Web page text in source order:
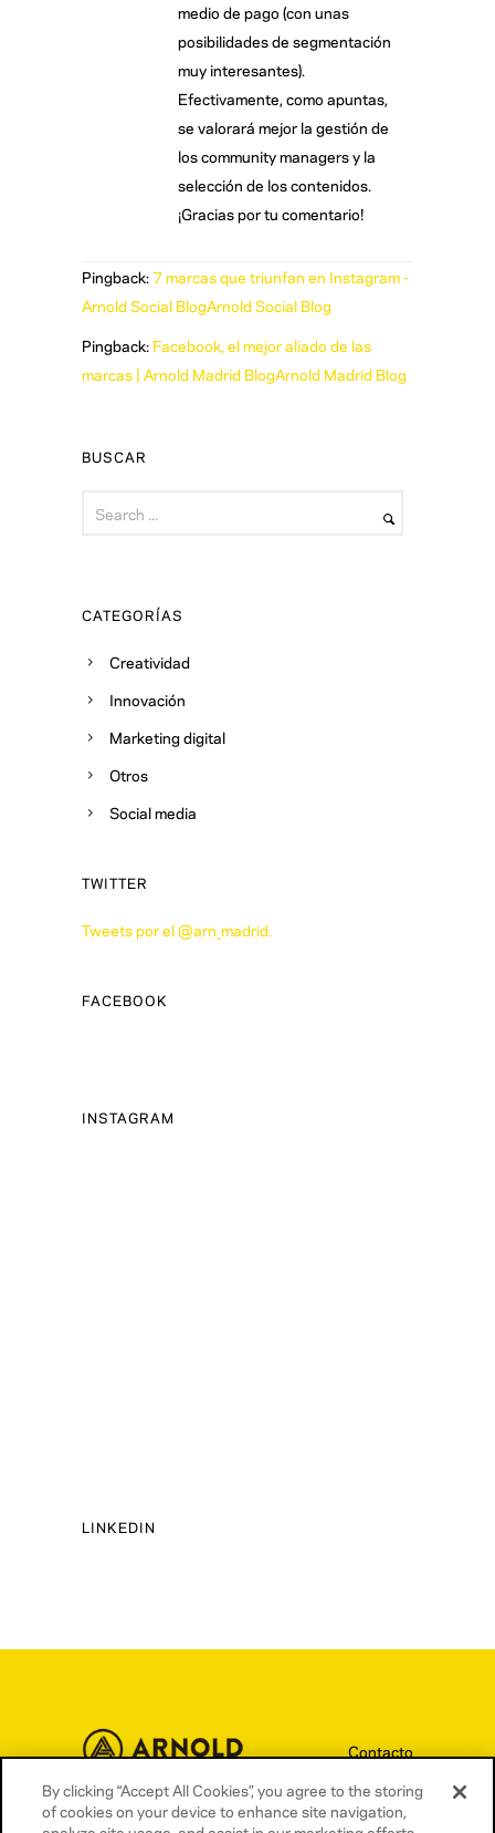
medio de pago (con unas
posibilidades de segmentación
muy interesantes).
Efectivamente, como apuntas,
se valorará mejor la gestión de
los community managers y la
selección de los contenidos.
¡Gracias por tu comentario!
Pingback:7 marcas que triunfan en Instagram -
Arnold Social BlogArnold Social Blog
Pingback: Facebook, el mejor aliado de las
marcas | Arnold Madrid BlogArnold Madrid Blog
BUSCAR
CATEGORÍAS
Creatividad
Innovación
Marketing digital
Otros
Social media
TWITTER
Tweets por el @arn_madrid.
FACEBOOK
INSTAGRAM
LINKEDIN
Contacto
Términos y condiciones
Política de privacidad
By clicking “Accept All Cookies”, you agree to the storing
of cookies on your device to enhance site navigation,